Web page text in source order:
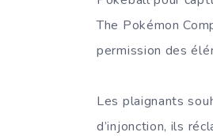
The Pokémon
permission des
Les plaignants
d’injonction, ils